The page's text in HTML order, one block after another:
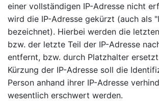
einer vollständigen IP-Adresse nicht
wird die IP-Adresse gekürzt (auch als
bezeichnet). Hierbei werden die
bzw. der letzte Teil der IP-Adresse
entfernt, bzw. durch Platzhalter
Kürzung der IP-Adresse soll die
Person anhand ihrer IP-Adresse
wesentlich erschwert werden.